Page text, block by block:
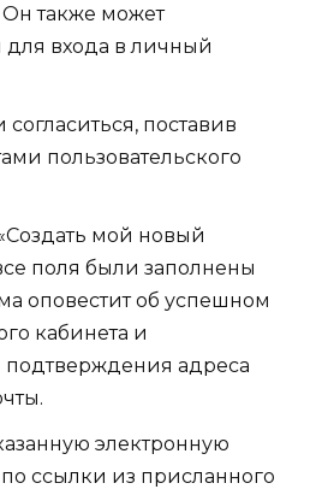
Он также может
для входа в личный
поставив
пользовательского
мой новый
поля были заполнены
оповестит об успешном
кабинета и
подтверждения адреса
электронную
ссылки из присланного